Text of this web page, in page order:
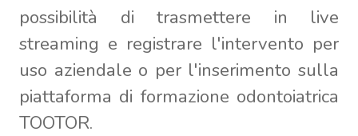
possibilità di trasmettere in live
streaming e registrare l'intervento per
uso aziendale o per l'inserimento sulla
piattaforma di formazione odontoiatrica
TOOTOR.